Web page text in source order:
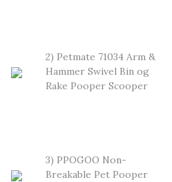
2) Petmate 71034 Arm &
Hammer Swivel Bin og
Rake Pooper Scooper
3) PPOGOO Non-
Breakable Pet Pooper